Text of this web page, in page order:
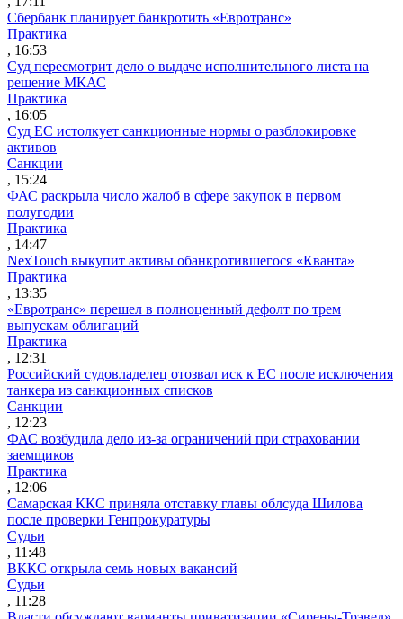
Сбербанк планирует банкротить «Евротранс»
Практика
, 16:53
Суд пересмотрит дело о выдаче исполнительного листа на
решение МКАС
Практика
, 16:05
Суд ЕС истолкует санкционные нормы о разблокировке
активов
Санкции
, 15:24
ФАС раскрыла число жалоб в сфере закупок в первом
полугодии
Практика
, 14:47
NexTouch выкупит активы обанкротившегося «Кванта»
Практика
, 13:35
«Евротранс» перешел в полноценный дефолт по трем
выпускам облигаций
Практика
, 12:31
Российский судовладелец отозвал иск к ЕС после исключения
танкера из санкционных списков
Санкции
, 12:23
ФАС возбудила дело из-за ограничений при страховании
заемщиков
Практика
, 12:06
Самарская ККС приняла отставку главы облсуда Шилова
после проверки Генпрокуратуры
Судьи
, 11:48
ВККС открыла семь новых вакансий
Судьи
, 11:28